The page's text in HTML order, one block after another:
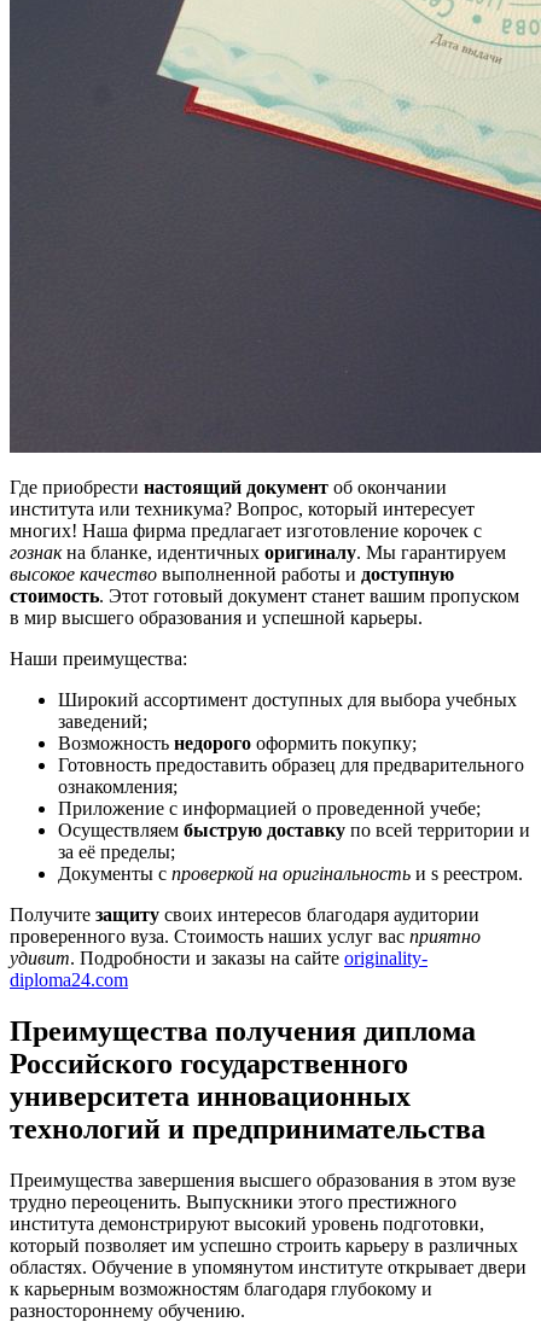
Где приобрести настоящий документ об окончании
института или техникума? Вопрос, который интересует
многих! Наша фирма предлагает изготовление корочек с
гознакна бланке, идентичных оригиналу. Мы гарантируем
высокое качество выполненной работы и доступную
стоимость. Этот готовый документ станет вашим пропуском
в мир высшего образования и успешной карьеры.
Наши преимущества:
Широкий ассортимент доступных для выбора учебных
заведений;
Возможность недорого оформить покупку;
Готовность предоставить образец для предварительного
ознакомления;
Приложение с информацией о пpоведенной учебе;
Осуществляем быструю доставку по всей территории и
за её пределы;
Документы с проверкой на орuгiнальность и s реестром.
Получите защиту своих интересов благодаря аудитории
проверенного вуза. Стоимость наших услуг вас приятно
удивит. Подробности и заказы на сайте originality-
diploma24.com
Преимущества получения диплома
Российского государственного
университета инновационных
технологий и предпринимательства
Преимущества завершения высшего образования в этом вузе
трудно переоценить. Выпускники этого престижного
института демонстрируют высокий уровень подготовки,
который позволяет им успешно строить карьеру в различных
областях. Обучение в упомянутом институте открывает двери
к карьерным возможностям благодаря глубокому и
разностороннему обучению.